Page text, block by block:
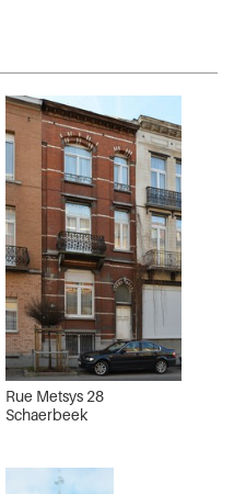
Rue Metsys 28
Schaerbeek